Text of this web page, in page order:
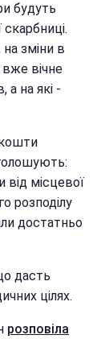
будуть
зміни в
вічне
а на які -
від місцевої
розподілу
достатньо
дасть
цілях.
розповіла